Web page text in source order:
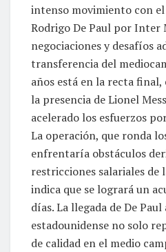
intenso movimiento con
Rodrigo De Paul por Inter
negociaciones y desafíos
transferencia del
años está en la recta
la presencia de Lionel
acelerado los esfuerzos
La operación, que ronda
enfrentaría obstáculos
restricciones salariales de
indica que se logrará un
días. La llegada de De
estadounidense no solo
de calidad en el medio